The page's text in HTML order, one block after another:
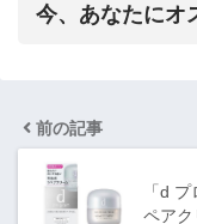
今、あなたにオ
前の記事
「d
ペア